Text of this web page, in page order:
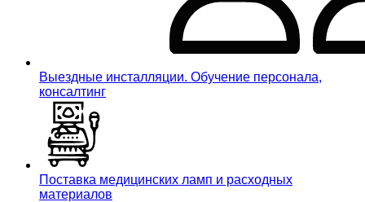
Выездные инсталляции. Обучение персонала,
консалтинг
Поставка медицинских ламп и расходных
материалов